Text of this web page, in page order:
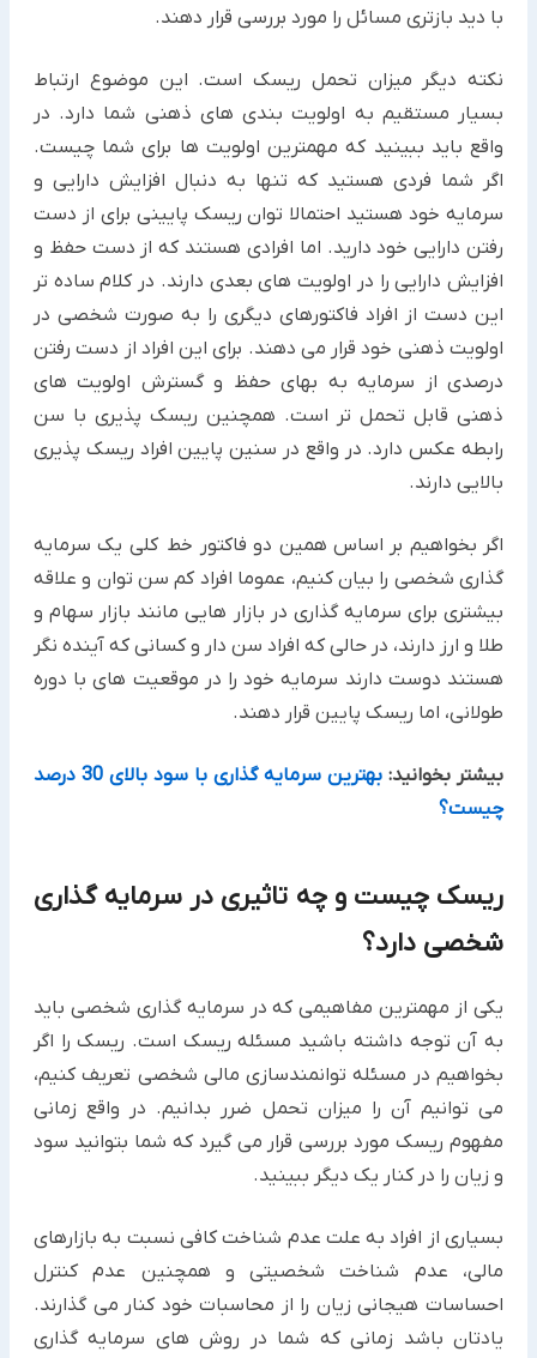
با دید بازتری مسائل را مورد بررسی قرار دهند.
نکته دیگر میزان تحمل ریسک است. این موضوع ارتباط
بسیار مستقیم به اولویت بندی های ذهنی شما دارد. در
واقع باید ببینید که مهمترین اولویت ها برای شما چیست.
اگر شما فردی هستید که تنها به دنبال افزایش دارایی و
سرمایه خود هستید احتمالا توان ریسک پایینی برای از دست
رفتن دارایی خود دارید. اما افرادی هستند که از دست حفظ و
افزایش دارایی را در اولویت های بعدی دارند. در کلام ساده تر
این دست از افراد فاکتورهای دیگری را به صورت شخصی در
اولویت ذهنی خود قرار می دهند. برای این افراد از دست رفتن
درصدی از سرمایه به بهای حفظ و گسترش اولویت های
ذهنی قابل تحمل تر است. همچنین ریسک پذیری با سن
رابطه عکس دارد. در واقع در سنین پایین افراد ریسک پذیری
بالایی دارند.
اگر بخواهیم بر اساس همین دو فاکتور خط کلی یک سرمایه
گذاری شخصی را بیان کنیم، عموما افراد کم سن توان و علاقه
بیشتری برای سرمایه گذاری در بازار هایی مانند بازار سهام و
طلا و ارز دارند، در حالی که افراد سن دار و کسانی که آینده نگر
هستند دوست دارند سرمایه خود را در موقعیت های با دوره
طولانی، اما ریسک پایین قرار دهند.
بیشتر بخوانید:
بهترین سرمایه گذاری با سود بالای 30 درصد
چیست؟
ریسک چیست و چه تاثیری در سرمایه گذاری
شخصی دارد؟
یکی از مهمترین مفاهیمی که در سرمایه گذاری شخصی باید
به آن توجه داشته باشید مسئله ریسک است. ریسک را اگر
بخواهیم در مسئله توانمندسازی مالی شخصی تعریف کنیم،
می توانیم آن را میزان تحمل ضرر بدانیم. در واقع زمانی
مفهوم ریسک مورد بررسی قرار می گیرد که شما بتوانید سود
و زیان را در کنار یک دیگر ببینید.
بسیاری از افراد به علت عدم شناخت کافی نسبت به بازارهای
مالی، عدم شناخت شخصیتی و همچنین عدم کنترل
احساسات هیجانی زیان را از محاسبات خود کنار می گذارند.
یادتان باشد زمانی که شما در روش های سرمایه گذاری